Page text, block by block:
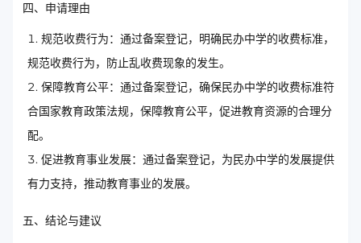
四、申请理由
规范收费行为：通过备案登记，明确民办中学的收费标准，
规范收费行为，防止乱收费现象的发生。
保障教育公平：通过备案登记，确保民办中学的收费标准符
合国家教育政策法规，保障教育公平，促进教育资源的合理分
配。
促进教育事业发展：通过备案登记，为民办中学的发展提供
有力支持，推动教育事业的发展。
五、结论与建议